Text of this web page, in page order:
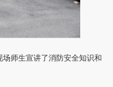
师生宣讲了消防安全知识和